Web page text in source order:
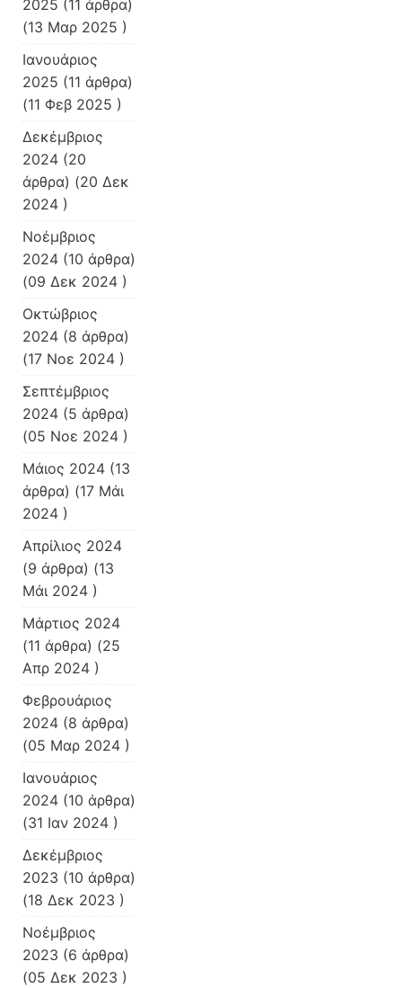
2025 (11 άρθρα)
(13 Μαρ 2025 )
Ιανουάριος
2025 (11 άρθρα)
(11 Φεβ 2025 )
Δεκέμβριος
2024 (20
άρθρα) (20 Δεκ
2024 )
Νοέμβριος
2024 (10 άρθρα)
(09 Δεκ 2024 )
Οκτώβριος
2024 (8 άρθρα)
(17 Νοε 2024 )
Σεπτέμβριος
2024 (5 άρθρα)
(05 Νοε 2024 )
Μάιος 2024 (13
άρθρα) (17 Μάι
2024 )
Απρίλιος 2024
(9 άρθρα) (13
Μάι 2024 )
Μάρτιος 2024
(11 άρθρα) (25
Απρ 2024 )
Φεβρουάριος
2024 (8 άρθρα)
(05 Μαρ 2024 )
Ιανουάριος
2024 (10 άρθρα)
(31 Ιαν 2024 )
Δεκέμβριος
2023 (10 άρθρα)
(18 Δεκ 2023 )
Νοέμβριος
2023 (6 άρθρα)
(05 Δεκ 2023 )